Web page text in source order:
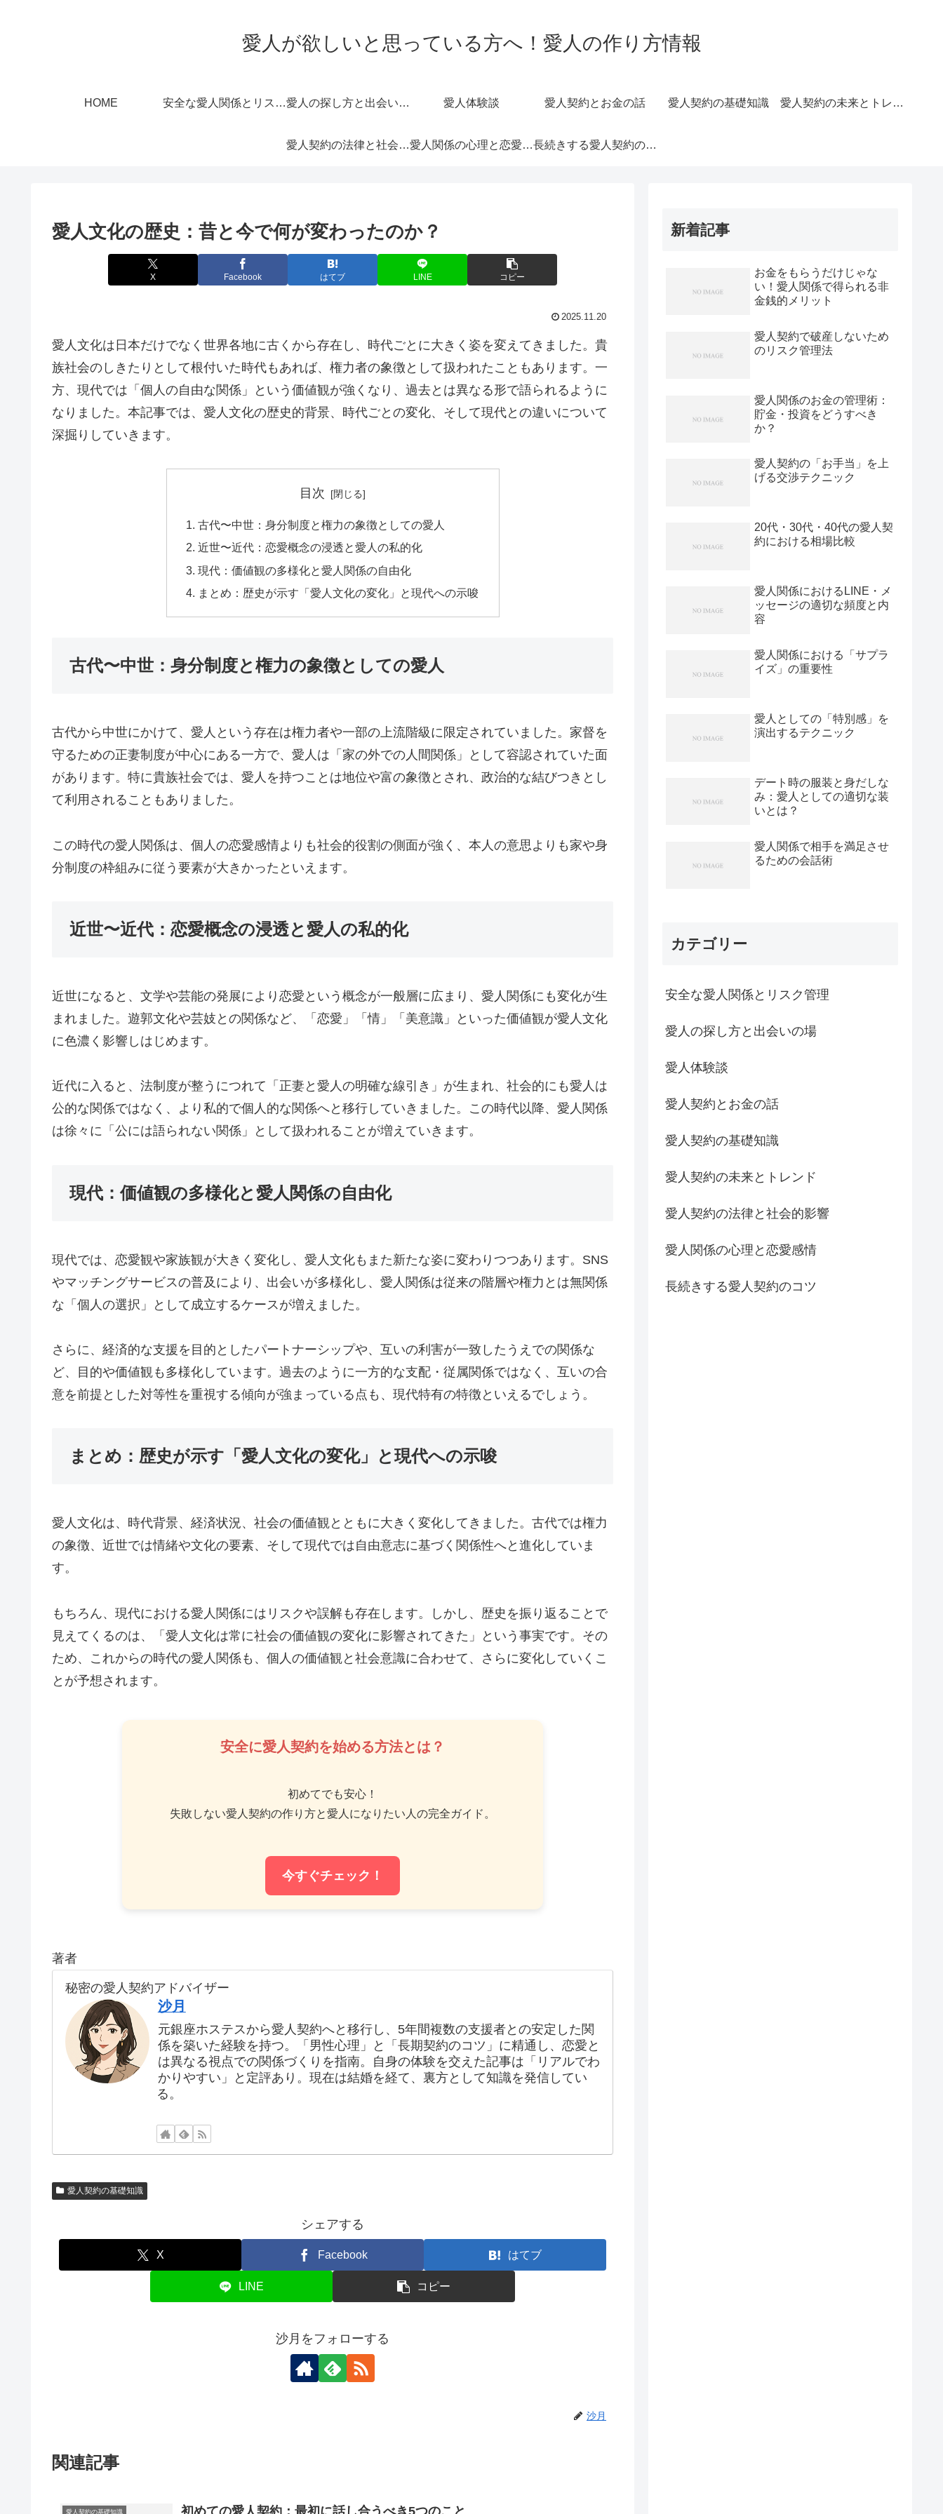
愛人が欲しいと思っている方へ！愛人の作り方情報
HOME 安全な愛人関係とリスク管理 愛人の探し方と出会いの場 愛人体験談 愛人契約とお金の話 愛人契約の基礎知識 愛人契約の未来とトレンド
愛人契約の法律と社会的影響 愛人関係の心理と恋愛感情 長続きする愛人契約のコツ
愛人文化の歴史：昔と今で何が変わったのか？
X Facebook はてブ LINE コピー
2025.11.20
愛人文化は日本だけでなく世界各地に古くから存在し、時代ごとに大きく姿を変えてきました。貴
族社会のしきたりとして根付いた時代もあれば、権力者の象徴として扱われたこともあります。一
方、現代では「個人の自由な関係」という価値観が強くなり、過去とは異なる形で語られるように
なりました。本記事では、愛人文化の歴史的背景、時代ごとの変化、そして現代との違いについて
深掘りしていきます。
目次
古代〜中世：身分制度と権力の象徴としての愛人
近世〜近代：恋愛概念の浸透と愛人の私的化
現代：価値観の多様化と愛人関係の自由化
まとめ：歴史が示す「愛人文化の変化」と現代への示唆
古代〜中世：身分制度と権力の象徴としての愛人
古代から中世にかけて、愛人という存在は権力者や一部の上流階級に限定されていました。家督を
守るための正妻制度が中心にある一方で、愛人は「家の外での人間関係」として容認されていた面
があります。特に貴族社会では、愛人を持つことは地位や富の象徴とされ、政治的な結びつきとし
て利用されることもありました。
この時代の愛人関係は、個人の恋愛感情よりも社会的役割の側面が強く、本人の意思よりも家や身
分制度の枠組みに従う要素が大きかったといえます。
近世〜近代：恋愛概念の浸透と愛人の私的化
近世になると、文学や芸能の発展により恋愛という概念が一般層に広まり、愛人関係にも変化が生
まれました。遊郭文化や芸妓との関係など、「恋愛」「情」「美意識」といった価値観が愛人文化
に色濃く影響しはじめます。
近代に入ると、法制度が整うにつれて「正妻と愛人の明確な線引き」が生まれ、社会的にも愛人は
公的な関係ではなく、より私的で個人的な関係へと移行していきました。この時代以降、愛人関係
は徐々に「公には語られない関係」として扱われることが増えていきます。
現代：価値観の多様化と愛人関係の自由化
現代では、恋愛観や家族観が大きく変化し、愛人文化もまた新たな姿に変わりつつあります。SNS
やマッチングサービスの普及により、出会いが多様化し、愛人関係は従来の階層や権力とは無関係
な「個人の選択」として成立するケースが増えました。
さらに、経済的な支援を目的としたパートナーシップや、互いの利害が一致したうえでの関係な
ど、目的や価値観も多様化しています。過去のように一方的な支配・従属関係ではなく、互いの合
意を前提とした対等性を重視する傾向が強まっている点も、現代特有の特徴といえるでしょう。
まとめ：歴史が示す「愛人文化の変化」と現代への示唆
愛人文化は、時代背景、経済状況、社会の価値観とともに大きく変化してきました。古代では権力
の象徴、近世では情緒や文化の要素、そして現代では自由意志に基づく関係性へと進化していま
す。
もちろん、現代における愛人関係にはリスクや誤解も存在します。しかし、歴史を振り返ることで
見えてくるのは、「愛人文化は常に社会の価値観の変化に影響されてきた」という事実です。その
ため、これからの時代の愛人関係も、個人の価値観と社会意識に合わせて、さらに変化していくこ
とが予想されます。
安全に愛人契約を始める方法とは？
初めてでも安心！
失敗しない愛人契約の作り方と愛人になりたい人の完全ガイド。
今すぐチェック！
著者
秘密の愛人契約アドバイザー
沙月
元銀座ホステスから愛人契約へと移行し、5年間複数の支援者との安定した関
係を築いた経験を持つ。「男性心理」と「長期契約のコツ」に精通し、恋愛と
は異なる視点での関係づくりを指南。自身の体験を交えた記事は「リアルでわ
かりやすい」と定評あり。現在は結婚を経て、裏方として知識を発信してい
る。
愛人契約の基礎知識
シェアする
X Facebook はてブ
LINE コピー
沙月をフォローする
沙月
関連記事
愛人契約の基礎知識
新着記事
お金をもらうだけじゃな
い！愛人関係で得られる非
金銭的メリット
愛人契約で破産しないため
のリスク管理法
愛人関係のお金の管理術：
貯金・投資をどうすべき
か？
愛人契約の「お手当」を上
げる交渉テクニック
20代・30代・40代の愛人契
約における相場比較
愛人関係におけるLINE・メ
ッセージの適切な頻度と内
容
愛人関係における「サプラ
イズ」の重要性
愛人としての「特別感」を
演出するテクニック
デート時の服装と身だしな
み：愛人としての適切な装
いとは？
愛人関係で相手を満足させ
るための会話術
カテゴリー
安全な愛人関係とリスク管理
愛人の探し方と出会いの場
愛人体験談
愛人契約とお金の話
愛人契約の基礎知識
愛人契約の未来とトレンド
愛人契約の法律と社会的影響
愛人関係の心理と恋愛感情
長続きする愛人契約のコツ